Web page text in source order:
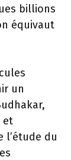
billions
équivaut
un
et
l’étude du